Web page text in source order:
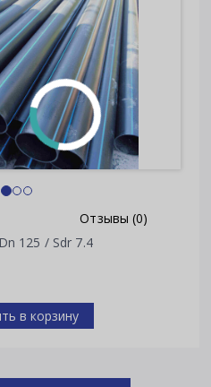
Отзывы (0)
125 / Sdr 7.4
в корзину